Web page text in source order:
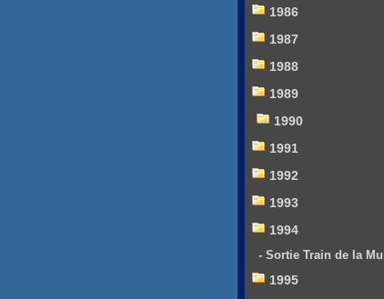
1986
1987
1988
1989
1990
1991
1992
1993
1994
- Sortie Train de la
1995